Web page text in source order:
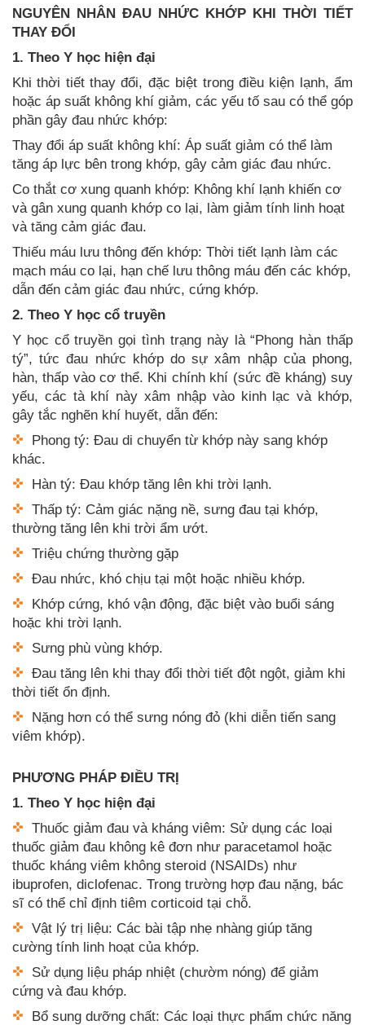
NGUYÊN NHÂN ĐAU NHỨC KHỚP KHI THỜI TIẾT
THAY ĐỔI
1. Theo Y học hiện đại
Khi thời tiết thay đổi, đặc biệt trong điều kiện lạnh, ẩm
hoặc áp suất không khí giảm, các yếu tố sau có thể góp
phần gây đau nhức khớp:
Thay đổi áp suất không khí: Áp suất giảm có thể làm
tăng áp lực bên trong khớp, gây cảm giác đau nhức.
Co thắt cơ xung quanh khớp: Không khí lạnh khiến cơ
và gân xung quanh khớp co lại, làm giảm tính linh hoạt
và tăng cảm giác đau.
Thiếu máu lưu thông đến khớp: Thời tiết lạnh làm các
mạch máu co lại, hạn chế lưu thông máu đến các khớp,
dẫn đến cảm giác đau nhức, cứng khớp.
2. Theo Y học cổ truyền
Y học cổ truyền gọi tình trạng này là “Phong hàn thấp
tý”, tức đau nhức khớp do sự xâm nhập của phong,
hàn, thấp vào cơ thể. Khi chính khí (sức đề kháng) suy
yếu, các tà khí này xâm nhập vào kinh lạc và khớp,
gây tắc nghẽn khí huyết, dẫn đến:
Phong tý: Đau di chuyển từ khớp này sang khớp
khác.
Hàn tý: Đau khớp tăng lên khi trời lạnh.
Thấp tý: Cảm giác nặng nề, sưng đau tại khớp,
thường tăng lên khi trời ẩm ướt.
Triệu chứng thường gặp
Đau nhức, khó chịu tại một hoặc nhiều khớp.
Khớp cứng, khó vận động, đặc biệt vào buổi sáng
hoặc khi trời lạnh.
Sưng phù vùng khớp.
Đau tăng lên khi thay đổi thời tiết đột ngột, giảm khi
thời tiết ổn định.
Nặng hơn có thể sưng nóng đỏ (khi diễn tiến sang
viêm khớp).
PHƯƠNG PHÁP ĐIỀU TRỊ
1. Theo Y học hiện đại
Thuốc giảm đau và kháng viêm: Sử dụng các loại
thuốc giảm đau không kê đơn như paracetamol hoặc
thuốc kháng viêm không steroid (NSAIDs) như
ibuprofen, diclofenac. Trong trường hợp đau nặng, bác
sĩ có thể chỉ định tiêm corticoid tại chỗ.
Vật lý trị liệu: Các bài tập nhẹ nhàng giúp tăng
cường tính linh hoạt của khớp.
Sử dụng liệu pháp nhiệt (chườm nóng) để giảm
cứng và đau khớp.
Bổ sung dưỡng chất: Các loại thực phẩm chức năng